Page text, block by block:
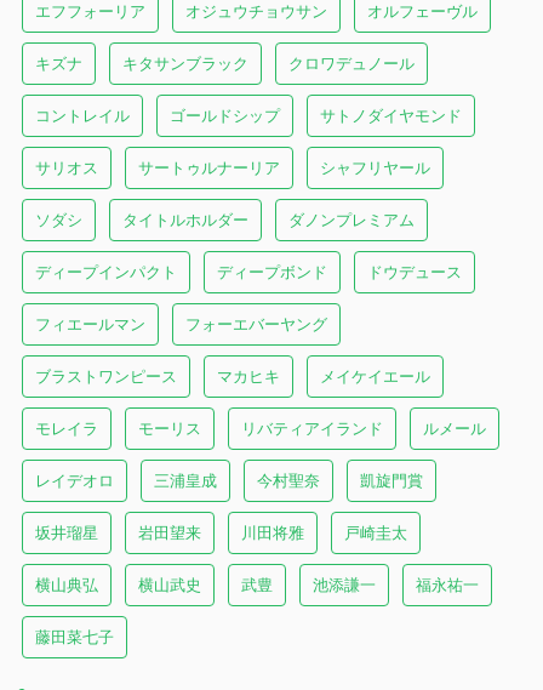
エフフォーリア オジュウチョウサン オルフェーヴル
キズナ キタサンブラック クロワデュノール
コントレイル ゴールドシップ サトノダイヤモンド
サリオス サートゥルナーリア シャフリヤール
ソダシ タイトルホルダー ダノンプレミアム
ディープインパクト ディープボンド ドウデュース
フィエールマン フォーエバーヤング
ブラストワンピース マカヒキ メイケイエール
モレイラ モーリス リバティアイランド ルメール
レイデオロ 三浦皇成 今村聖奈 凱旋門賞
坂井瑠星 岩田望来 川田将雅 戸崎圭太
横山典弘 横山武史 武豊 池添謙一 福永祐一
藤田菜七子